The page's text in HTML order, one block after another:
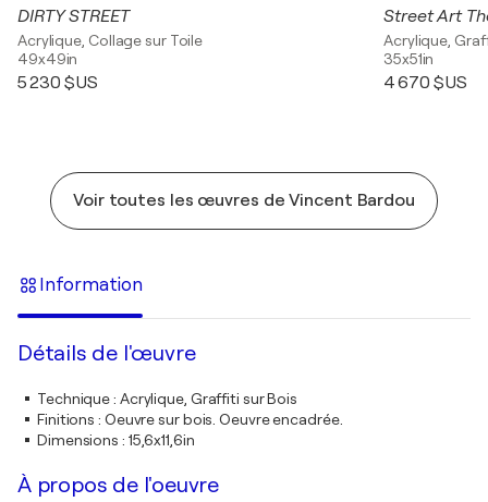
DIRTY STREET
Acrylique, Collage sur Toile
49x49in
5 230 $US
Street Art
Acrylique,
35x51in
4 670 $US
Voir toutes les œuvres de Vincent Bardou
Information
Détails de l'œuvre
Technique: Acrylique, Graffiti sur Bois
Finitions : Oeuvre sur bois. Oeuvre encadrée.
Dimensions : 15,6x11,6in
À propos de l'oeuvre